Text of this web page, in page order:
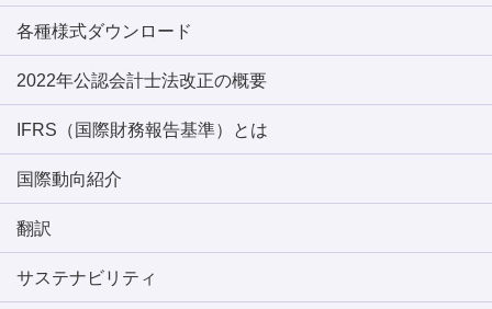
各種様式ダウンロード
2022年公認会計士法改正の概要
IFRS（国際財務報告基準）とは
国際動向紹介
翻訳
サステナビリティ